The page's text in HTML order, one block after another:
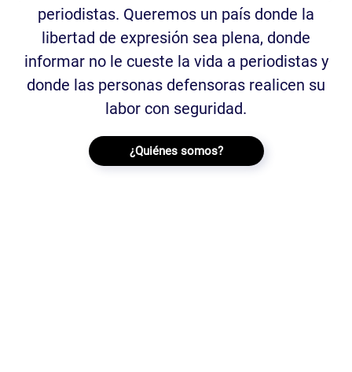
periodistas. Queremos un país donde la
libertad de expresión sea plena, donde
informar no le cueste la vida a periodistas y
donde las personas defensoras realicen su
labor con seguridad.
¿Quiénes somos?